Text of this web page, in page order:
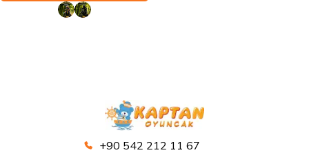
+90 542 212 11 67